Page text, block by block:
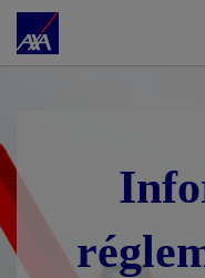
Accéder au Contenu